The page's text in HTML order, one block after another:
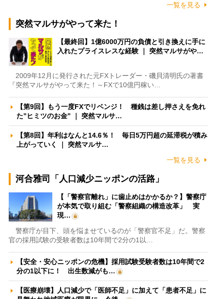
一覧を見る
突然マルサがやって来た！
【最終回】1億6000万円の負債と引き換えに手に
入れたプライスレスな経験 ｜ 突然マルサがや…
2009年12月に発行された元FXトレーダー・磯貝清明氏の著書
『突然マルサがやって来た！～FXで10億円稼い…
【第9回】もう一度FXでリベンジ！ 種銭は差し押さえを免れ
た”ヒミツのお金” ｜ 突然マルサ…
【第8回】年利はなんと14.6％！ 毎日5万円超の延滞税が積み
上がっていく ｜ 突然マルサ…
一覧を見る
河合雅司「人口減少ニッポンの活路」
【「警察官離れ」に歯止めはかかるか？】警察庁
が本気で取り組む「警察組織の構造改革」 実
現…
警察庁が目下、頭を悩ませているのが「警察官不足」だ。警察
官の採用試験の受験者数は10年間で2分の1以…
【安全・安心ニッポンの危機】採用試験受験者数は10年間で2
分の1以下に！ 出生数減がも…
【医療崩壊】人口減少で「医師不足」に加えて「患者不足」に